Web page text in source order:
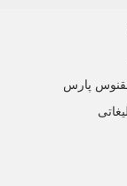
پارس